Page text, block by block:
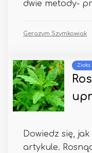
dwie metody-
Gerazym Szymkowiak
Dowiedz się,
artykule.